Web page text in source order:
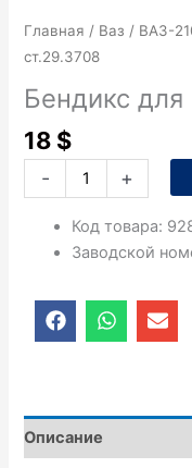
Главная / Ваз / ВАЗ-
ст.29.3708
Бендикс
18 $
-
Бендикс
для
ст.29.3708
+
Код товара:
Заводской
F
a
o
o
k
W
h
a
p
E
n
o
e
Описание